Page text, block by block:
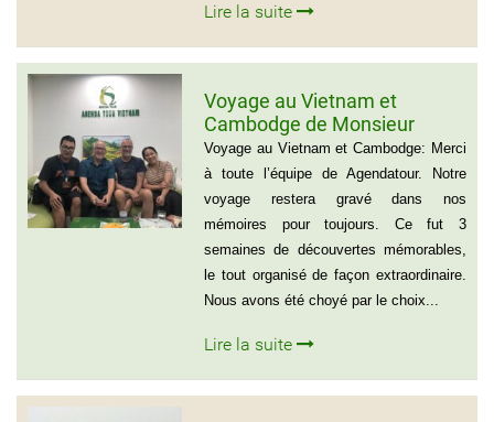
Lire la suite
Voyage au Vietnam et
Cambodge de Monsieur
Sylvain Forest
Voyage au Vietnam et Cambodge: Merci
à toute l’équipe de Agendatour. Notre
voyage restera gravé dans nos
mémoires pour toujours. Ce fut 3
semaines de découvertes mémorables,
le tout organisé de façon extraordinaire.
Nous avons été choyé par le choix...
Lire la suite